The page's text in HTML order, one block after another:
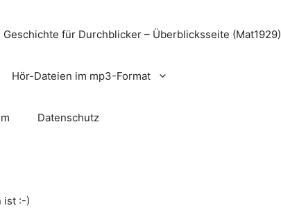
Geschichte für Durchblicker – Überblicksseite (Mat1929)
Hör-Dateien im mp3-Format
Datenschutz
ist :-)